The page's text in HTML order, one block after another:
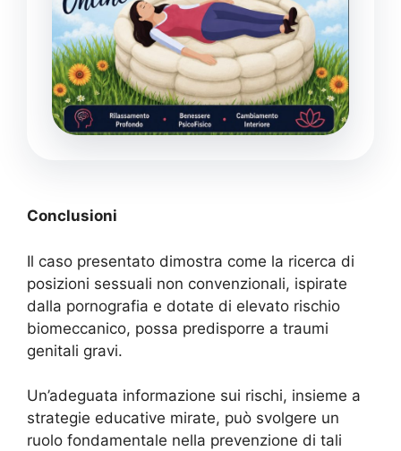
Conclusioni
Il caso presentato dimostra come la ricerca di
posizioni sessuali non convenzionali, ispirate
dalla pornografia e dotate di elevato rischio
biomeccanico, possa predisporre a traumi
genitali gravi.
Un’adeguata informazione sui rischi, insieme a
strategie educative mirate, può svolgere un
ruolo fondamentale nella prevenzione di tali